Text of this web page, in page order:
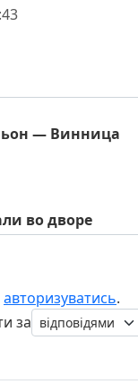
— Винница
во дворе
авторизуватись.
за